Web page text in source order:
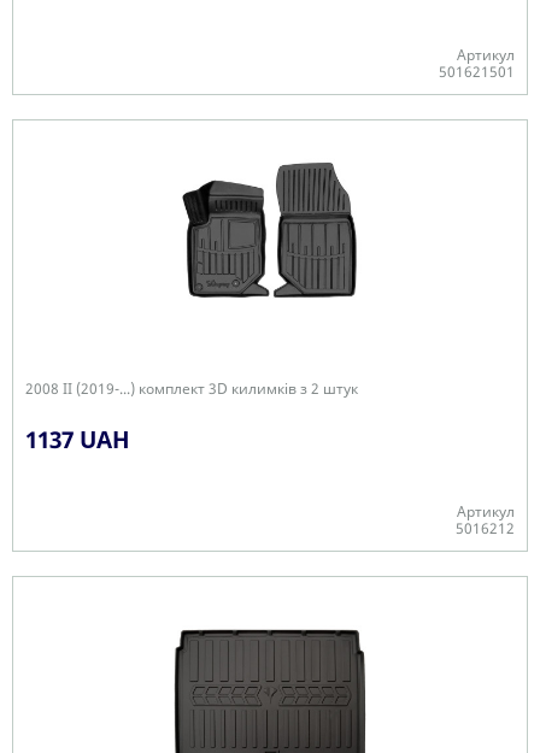
Артикул
501621501
2008 II (2019-...) комплект 3D килимків з 2 штук
1137 UAH
Артикул
5016212